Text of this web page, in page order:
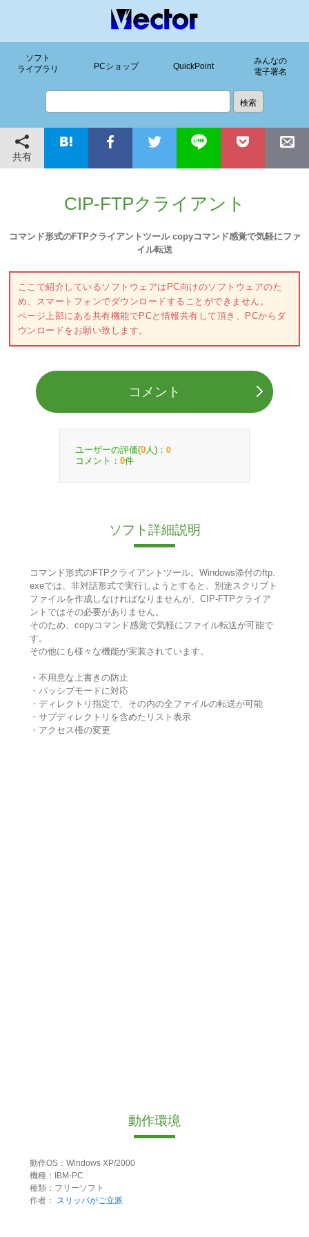
ソフト
ライブラリ
PCショップ QuickPoint
みんなの
電子署名
共有
CIP-FTPクライアント
コマンド形式のFTPクライアントツール copyコマンド感覚で気軽にファ
イル転送
ここで紹介しているソフトウェアはPC向けのソフトウェアのた
め、スマートフォンでダウンロードすることができません。
ページ上部にある共有機能でPCと情報共有して頂き、PCからダ
ウンロードをお願い致します。
コメント
ユーザーの評価(0 人)： 0
コメント： 0件
ソフト詳細説明
コマンド形式のFTPクライアントツール。Windows添付のftp.
exeでは、非対話形式で実行しようとすると、別途スクリプト
ファイルを作成しなければなりませんが、CIP-FTPクライア
ントではその必要がありません。
そのため、copyコマンド感覚で気軽にファイル転送が可能で
す。
その他にも様々な機能が実装されています。
・不用意な上書きの防止
・パッシブモードに対応
・ディレクトリ指定で、その内の全ファイルの転送が可能
・サブディレクトリを含めたリスト表示
・アクセス権の変更
動作環境
動作OS：Windows XP/2000
機種：IBM-PC
種類：フリーソフト
作者：
スリッパがご立派